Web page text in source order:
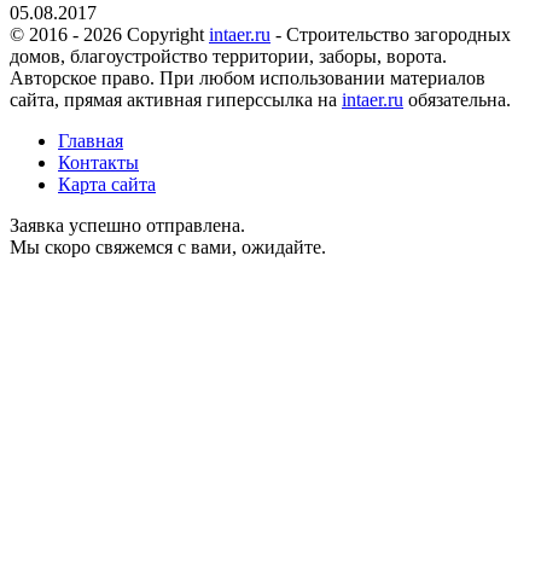
05.08.2017
© 2016 - 2026 Copyright intaer.ru - Cтроительство загородных
домов, благоустройство территории, заборы, ворота.
Авторское право. При любом использовании материалов
сайта, прямая активная гиперссылка на intaer.ru обязательна.
Главная
Контакты
Карта сайта
Заявка успешно отправлена.
Мы скоро свяжемся с вами, ожидайте.